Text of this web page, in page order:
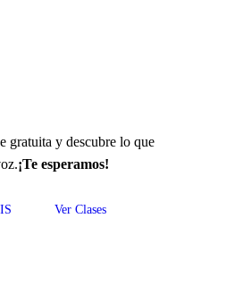
gratuita y descubre lo que
¡Te esperamos!
Ver Clases